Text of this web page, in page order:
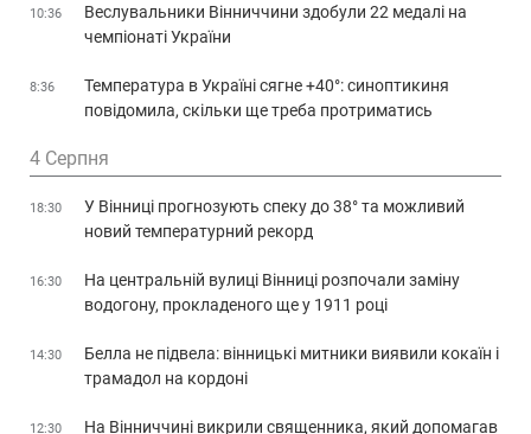
10:36
Веслувальники Вінниччини здобули 22 медалі на
чемпіонаті України
8:36
Температура в Україні сягне +40°: синоптикиня
повідомила, скільки ще треба протриматись
4 Серпня
18:30
У Вінниці прогнозують спеку до 38° та можливий
новий температурний рекорд
16:30
На центральній вулиці Вінниці розпочали заміну
водогону, прокладеного ще у 1911 році
14:30
Белла не підвела: вінницькі митники виявили кокаїн і
трамадол на кордоні
12:30
На Вінниччині викрили священника, який допомагав